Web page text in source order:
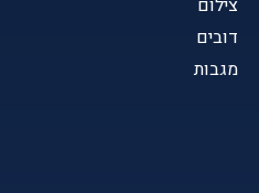
צילום
דובים
מגבות